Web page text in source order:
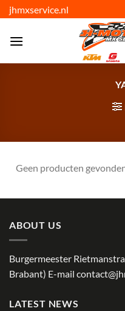
Ga
naar
inhoud
jhmxservice.nl
Geen producten
ABOUT US
Burgermeester
Brabant) E-mail
LATEST NEWS